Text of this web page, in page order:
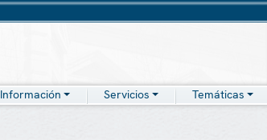
Información Servicios Temáticas